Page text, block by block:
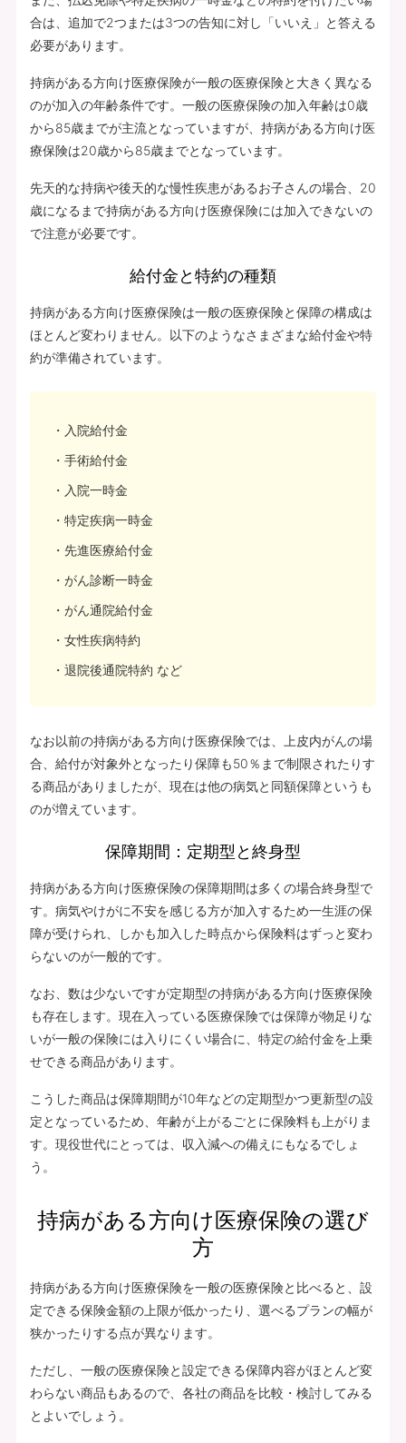
合は、追加で2つまたは3つの告知に対し「いいえ」と答える
必要があります。
持病がある方向け医療保険が一般の医療保険と大きく異なる
のが加入の年齢条件です。一般の医療保険の加入年齢は0歳
から85歳までが主流となっていますが、持病がある方向け医
療保険は20歳から85歳までとなっています。
先天的な持病や後天的な慢性疾患があるお子さんの場合、20
歳になるまで持病がある方向け医療保険には加入できないの
で注意が必要です。
給付金と特約の種類
持病がある方向け医療保険は一般の医療保険と保障の構成は
ほとんど変わりません。以下のようなさまざまな給付金や特
約が準備されています。
入院給付金
手術給付金
入院一時金
特定疾病一時金
先進医療給付金
がん診断一時金
がん通院給付金
女性疾病特約
退院後通院特約 など
なお以前の持病がある方向け医療保険では、上皮内がんの場
合、給付が対象外となったり保障も50％まで制限されたりす
る商品がありましたが、現在は他の病気と同額保障というも
のが増えています。
保障期間：定期型と終身型
持病がある方向け医療保険の保障期間は多くの場合終身型で
す。病気やけがに不安を感じる方が加入するため一生涯の保
障が受けられ、しかも加入した時点から保険料はずっと変わ
らないのが一般的です。
なお、数は少ないですが定期型の持病がある方向け医療保険
も存在します。現在入っている医療保険では保障が物足りな
いが一般の保険には入りにくい場合に、特定の給付金を上乗
せできる商品があります。
こうした商品は保障期間が10年などの定期型かつ更新型の設
定となっているため、年齢が上がるごとに保険料も上がりま
す。現役世代にとっては、収入減への備えにもなるでしょ
う。
持病がある方向け医療保険の選び
方
持病がある方向け医療保険を一般の医療保険と比べると、設
定できる保険金額の上限が低かったり、選べるプランの幅が
狭かったりする点が異なります。
ただし、一般の医療保険と設定できる保障内容がほとんど変
わらない商品もあるので、各社の商品を比較・検討してみる
とよいでしょう。